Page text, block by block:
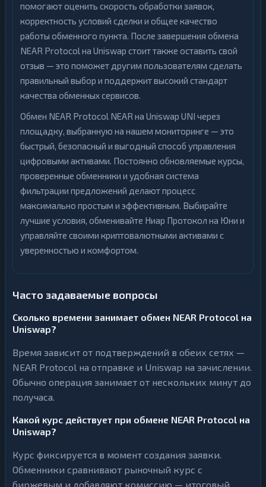
помогают оценить скорость обработки заявок,
корректность условий сделки и общее качество
работы обменного пункта. После завершения обмена
NEAR Protocol на Uniswap стоит также оставить свой
отзыв — это поможет другим пользователям сделать
правильный выбор и поддержит высокий стандарт
качества обменных сервисов.
Обмен NEAR Protocol NEAR на Uniswap UNI через
площадку, выбранную на нашем мониторинге — это
быстрый, безопасный и выгодный способ управления
цифровыми активами. Постоянно обновляемые курсы,
проверенные обменники и удобная система
фильтрации предложений делают процесс
максимально простым и эффективным. Выбирайте
лучшие условия, обменивайте Ниар Протокол на Юни и
управляйте своими криптовалютными активами с
уверенностью и комфортом.
Часто задаваемые вопросы
Сколько времени занимает обмен NEAR Protocol на
Uniswap?
Время зависит от подтверждений в обеих сетях —
NEAR Protocol на отправке и Uniswap на зачислении.
Обычно операция занимает от нескольких минут до
получаса.
Какой курс действует при обмене NEAR Protocol на
Uniswap?
Курс фиксируется в момент создания заявки.
Обменники сравнивают рыночный курс с
биржевым и добавляют комиссию — итоговый